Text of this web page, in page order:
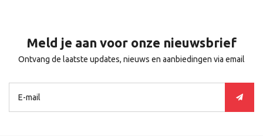
Meld je aan voor onze nieuwsbrief
Ontvang de laatste updates, nieuws en aanbiedingen via email